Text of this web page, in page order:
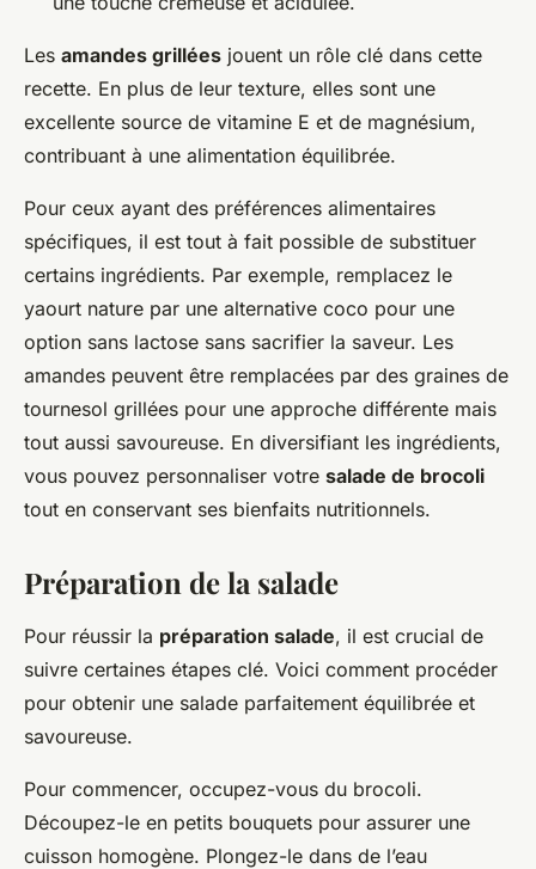
Les amandes grillées jouent un rôle clé dans cette
recette. En plus de leur texture, elles sont une
excellente source de vitamine E et de magnésium,
contribuant à une alimentation équilibrée.
Pour ceux ayant des préférences alimentaires
spécifiques, il est tout à fait possible de substituer
certains ingrédients. Par exemple, remplacez le
yaourt nature par une alternative coco pour une
option sans lactose sans sacrifier la saveur. Les
amandes peuvent être remplacées par des graines de
tournesol grillées pour une approche différente mais
tout aussi savoureuse. En diversifiant les ingrédients,
vous pouvez personnaliser votre salade de brocoli
tout en conservant ses bienfaits nutritionnels.
Préparation de la salade
Pour réussir la préparation salade, il est crucial de
suivre certaines étapes clé. Voici comment procéder
pour obtenir une salade parfaitement équilibrée et
savoureuse.
Pour commencer, occupez-vous du brocoli.
Découpez-le en petits bouquets pour assurer une
cuisson homogène. Plongez-le dans de l’eau